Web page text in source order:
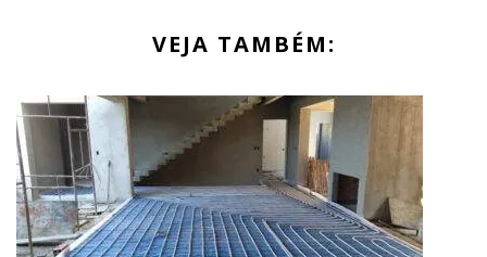
VEJA TAMBÉM: